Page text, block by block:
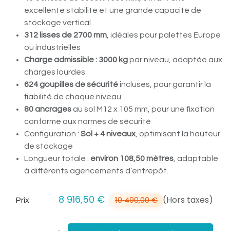
excellente stabilité et une grande capacité de
stockage vertical
312 lisses de 2700 mm, idéales pour palettes Europe
ou industrielles
Charge admissible : 3000 kgpar niveau, adaptée aux
charges lourdes
624 goupilles de sécuritéincluses, pour garantir la
fiabilité de chaque niveau
80 ancrages au sol M12 x 105 mm, pour une fixation
conforme aux normes de sécurité
Configuration : Sol + 4 niveaux, optimisant la hauteur
de stockage
Longueur totale : environ 108,50 mètres, adaptable
à différents agencements d’entrepôt.
Prix 8 916,50 € 10 490,00€ (Hors taxes)